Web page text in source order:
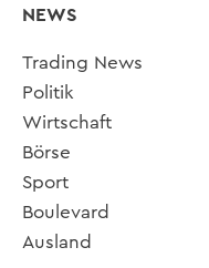
NEWS
Trading News
Politik
Wirtschaft
Börse
Sport
Boulevard
Ausland